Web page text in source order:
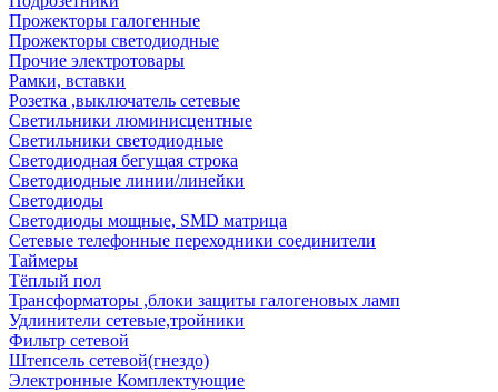
Прожекторы галогенные
Прожекторы светодиодные
Прочие электротовары
Рамки, вставки
Розетка ,выключатель сетевые
Светильники люминисцентные
Светильники светодиодные
Светодиодная бегущая строка
Светодиодные линии/линейки
Светодиоды
Светодиоды мощные, SMD матрица
Сетевые телефонные переходники соединители
Таймеры
Тёплый пол
Трансформаторы ,блоки защиты галогеновых ламп
Удлинители сетевые,тройники
Фильтр сетевой
Штепсель сетевой(гнездо)
Электронные Комплектующие